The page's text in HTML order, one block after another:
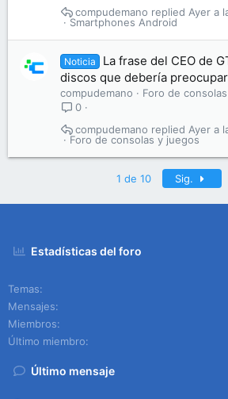
Smartphones Android
Ayer a
compudemano
Noticia
La frase del CEO de
discos que debería
compudemano
Foro de
0
Foro de consolas y juegos
Ayer a
compudemano
1 de 10 Sig.
Estadísticas del foro
Temas
Mensajes
Miembros
Último miembro
Último mensaje